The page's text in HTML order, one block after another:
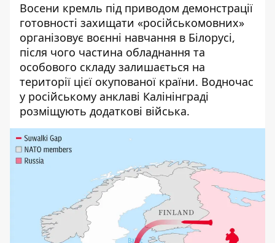
Восени кремль під приводом демонстрації
готовності захищати «російськомовних»
організовує воєнні навчання в Білорусі,
після чого частина обладнання та
особового складу залишається на
території цієї окупованої країни. Водночас
у російському анклаві Калінінграді
розміщують додаткові війська.